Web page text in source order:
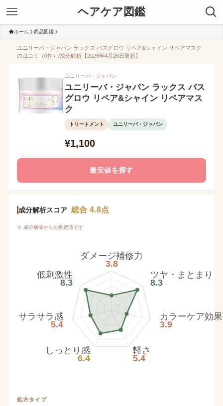
ヘアケア図鑑
ホーム 商品図鑑
ユニリーバ・ジャパン ラックス バスグロウ リペア&シャイン リペアマスク
の口コミ（0件）/成分解析【2026年4月26日更新】
ユニリーバ・ジャパン
ユニリーバ・ジャパン ラックス バス
グロウ リペア&シャイン リペアマス
ク
トリートメント ユニリーバ・ジャパン
¥1,100
最安値を探す
成分解析スコア 総合 4.8点
※ 成分構成からの推定値です
ダメージ補修力
3.8
ツヤ・まとまり
8.3
カラーケア効果
3.9
軽さ
5.4
しっとり感
6.4
サラサラ感
5.4
低刺激性
8.3
処方タイプ